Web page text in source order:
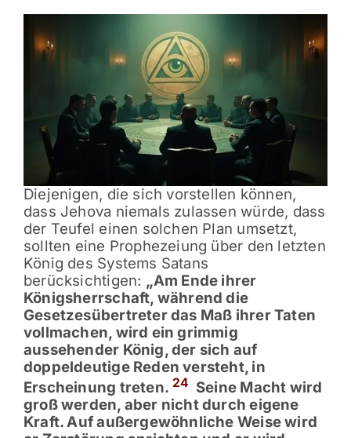
Diejenigen, die sich vorstellen können,
dass Jehova niemals zulassen würde, dass
der Teufel einen solchen Plan umsetzt,
sollten eine Prophezeiung über den letzten
König des Systems Satans
berücksichtigen: „Am Ende ihrer
Königsherrschaft, während die
Gesetzesübertreter das Maß ihrer Taten
vollmachen, wird ein grimmig
aussehender König, der sich auf
doppeldeutige Reden versteht, in
Erscheinung treten. 24 Seine Macht wird
groß werden, aber nicht durch eigene
Kraft. Auf außergewöhnliche Weise wird